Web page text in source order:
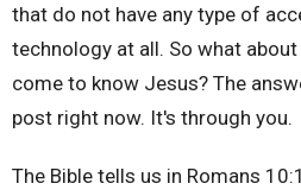
that do not have any type of
technology at all. So what
come to know Jesus? The
post right now. It's through you.
The Bible tells us in Romans